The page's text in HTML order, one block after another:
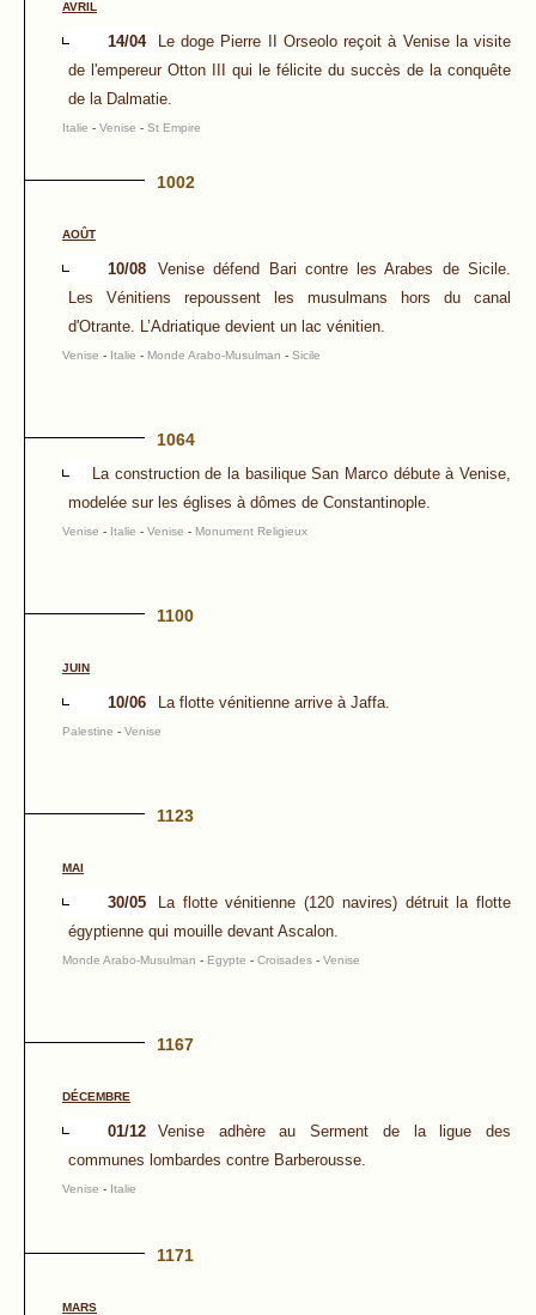
AVRIL
14/04
Le doge Pierre II Orseolo reçoit à Venise la visite
de l'empereur Otton III qui le félicite du succès de la conquête
de la Dalmatie.
Italie - Venise - St Empire
1002
AOÛT
10/08
Venise défend Bari contre les Arabes de Sicile.
Les Vénitiens repoussent les musulmans hors du canal
d'Otrante. L’Adriatique devient un lac vénitien.
Venise - Italie - Monde Arabo-Musulman - Sicile
1064
La construction de la basilique San Marco débute à Venise,
modelée sur les églises à dômes de Constantinople.
Venise - Italie - Venise - Monument Religieux
1100
JUIN
10/06 La flotte vénitienne arrive à Jaffa.
Palestine - Venise
1123
MAI
30/05
La flotte vénitienne (120 navires) détruit la flotte
égyptienne qui mouille devant Ascalon.
Monde Arabo-Musulman - Egypte - Croisades - Venise
1167
DÉCEMBRE
01/12
Venise adhère au Serment de la ligue des
communes lombardes contre Barberousse.
Venise - Italie
1171
MARS